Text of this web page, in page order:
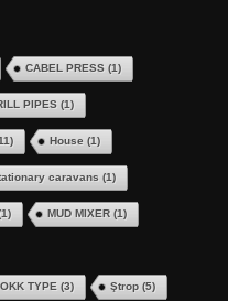
CABEL PRESS (1)
PIPES (1)
House (1)
caravans (1)
MUD MIXER (1)
TYPE (3) Ştrop (5)